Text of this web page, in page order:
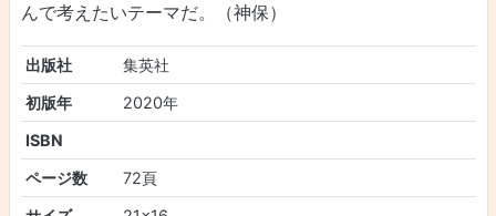
んで考えたいテーマだ。（神保）
出版社
集英社
初版年
2020年
ISBN
ページ数
72頁